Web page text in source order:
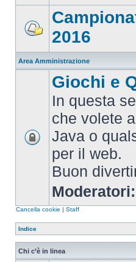
2016
Area Amministrazione
Giochi e
In questa
che volete
Java o
per il web.
Buon
Moderatori:
Cancella cookie | Staff
Indice
Chi c’è in linea